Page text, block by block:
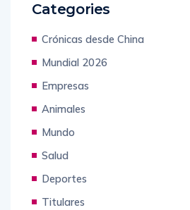
Categories
Crónicas desde China
Mundial 2026
Empresas
Animales
Mundo
Salud
Deportes
Titulares